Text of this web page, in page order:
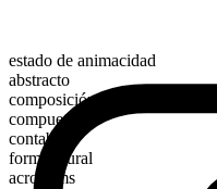
estado de animacidad
abstracto
composición morfológica
compuesto
contable
forma plural
acronyms